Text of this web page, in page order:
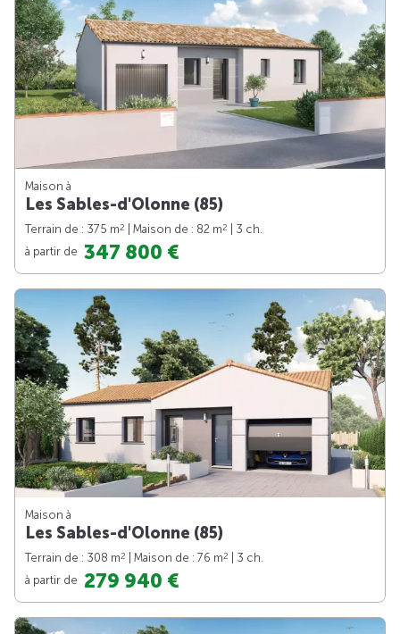
Maison à
Les Sables-d'Olonne (85)
Terrain de : 375 m2 | Maison de : 82 m2
| 3 ch.
à partir de 347 800 €
Maison à
Les Sables-d'Olonne (85)
Terrain de : 308 m2 | Maison de : 76 m2
| 3 ch.
à partir de 279 940 €